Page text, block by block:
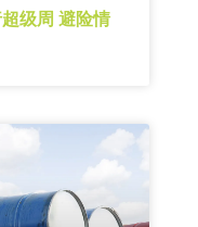
级周 避险情